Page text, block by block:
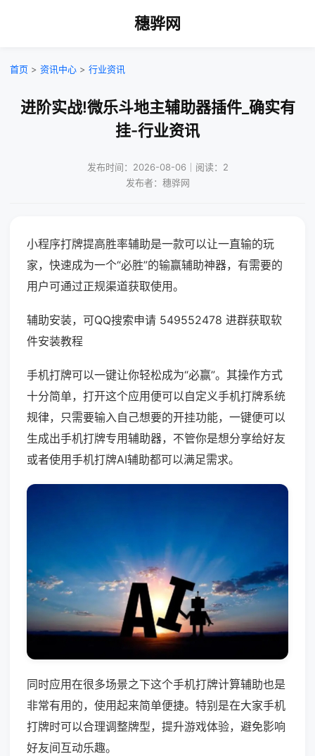
穗骅网
首页 > 资讯中心 > 行业资讯
进阶实战!微乐斗地主辅助器插件_确实有
挂-行业资讯
发布时间：2026-08-06｜阅读：2
发布者：穗骅网
小程序打牌提高胜率辅助是一款可以让一直输的玩
家，快速成为一个“必胜”的输赢辅助神器，有需要的
用户可通过正规渠道获取使用。
辅助安装，可QQ搜索申请 549552478 进群获取软
件安装教程
手机打牌可以一键让你轻松成为“必赢”。其操作方式
十分简单，打开这个应用便可以自定义手机打牌系统
规律，只需要输入自己想要的开挂功能，一键便可以
生成出手机打牌专用辅助器，不管你是想分享给好友
或者使用手机打牌AI辅助都可以满足需求。
同时应用在很多场景之下这个手机打牌计算辅助也是
非常有用的，使用起来简单便捷。特别是在大家手机
打牌时可以合理调整牌型，提升游戏体验，避免影响
好友间互动乐趣。